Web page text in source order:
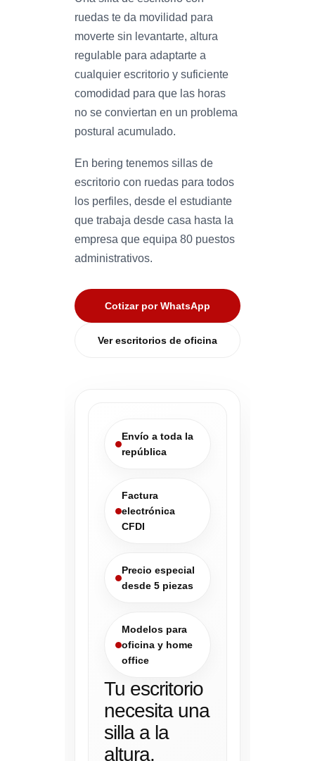
ruedas te da movilidad para
moverte sin levantarte, altura
regulable para adaptarte a
cualquier escritorio y suficiente
comodidad para que las horas
no se conviertan en un problema
postural acumulado.
En bering tenemos sillas de
escritorio con ruedas para todos
los perfiles, desde el estudiante
que trabaja desde casa hasta la
empresa que equipa 80 puestos
administrativos.
Cotizar por WhatsApp
Ver escritorios de oficina
Envío a toda la
república
Factura
electrónica
CFDI
Precio especial
desde 5 piezas
Modelos para
oficina y home
office
Tu escritorio
necesita una
silla a la
altura.